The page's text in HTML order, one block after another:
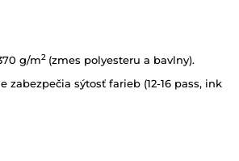
g/m2 (zmes polyesteru a bavlny).
sýtosť farieb (12-16 pass, ink